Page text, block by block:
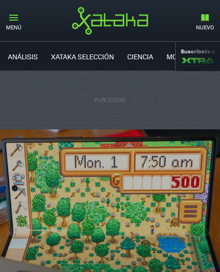
MENÚ NUEVO
ANÁLISIS XATAKA SELECCIÓN CIENCIA MOVILIDAD
Suscríbete a